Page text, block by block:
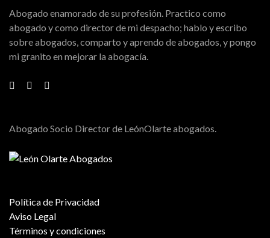
Abogado enamorado de su profesión. Practico como
abogado y como director de mi despacho; hablo y escribo
sobre abogados, comparto y aprendo de abogados, y pongo
mi granito en mejorar la abogacía.
Abogado Socio Director de LeónOlarte abogados.
Política de Privacidad
Aviso Legal
Términos y condiciones